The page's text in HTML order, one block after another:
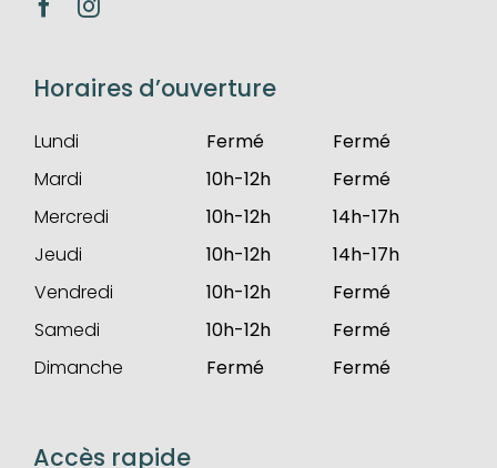
Horaires d’ouverture
Lundi Fermé
Fermé
Mardi
10h-12h
Fermé
Mercredi
10h-12h
14h-17h
Jeudi
10h-12h
14h-17h
Vendredi
10h-12h
Fermé
Samedi
10h-12h
Fermé
Dimanche
Fermé Fermé
Accès rapide